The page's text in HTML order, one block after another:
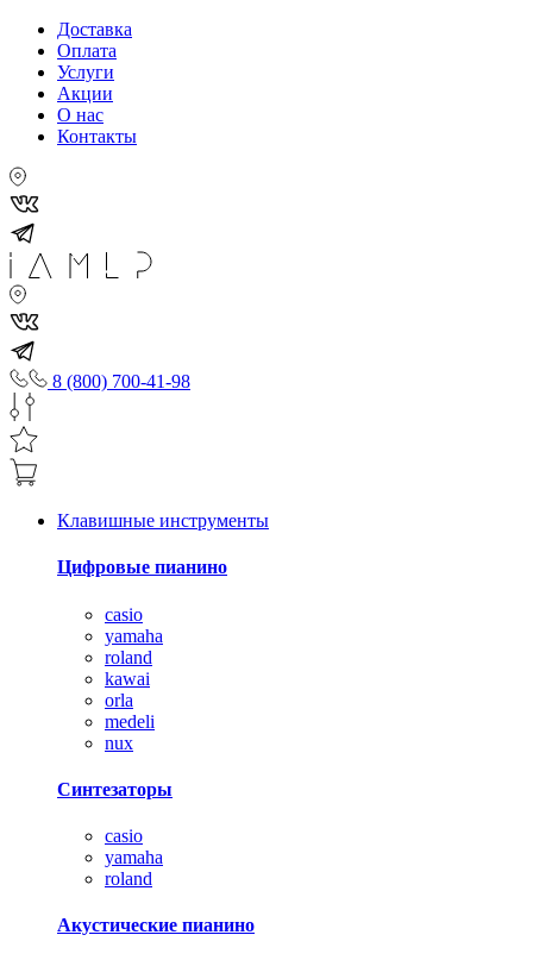
Доставка
Оплата
Услуги
Акции
О нас
Контакты
8 (800) 700-41-98
Клавишные инструменты
Цифровые пианино
casio
yamaha
roland
kawai
orla
medeli
nux
Синтезаторы
casio
yamaha
roland
Акустические пианино